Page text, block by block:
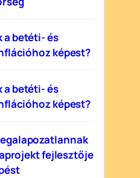
a betéti- és
képest?
a betéti- és
képest?
fejlesztője